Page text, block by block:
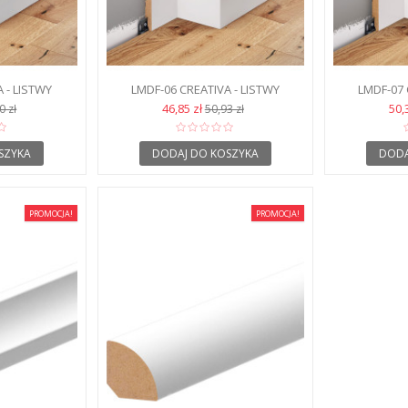
- LISTWY
zł
LMDF-06 CREATIVA - LISTWY
PODŁOGOWE MDF
46,85 zł50,93 zł
DODAJ DO KOSZYKA
LMDF-07
PROMOCJA! PROMOCJA!